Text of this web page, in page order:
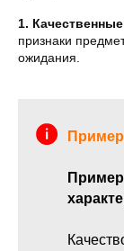
1.
признаки
ожидания.
Пример